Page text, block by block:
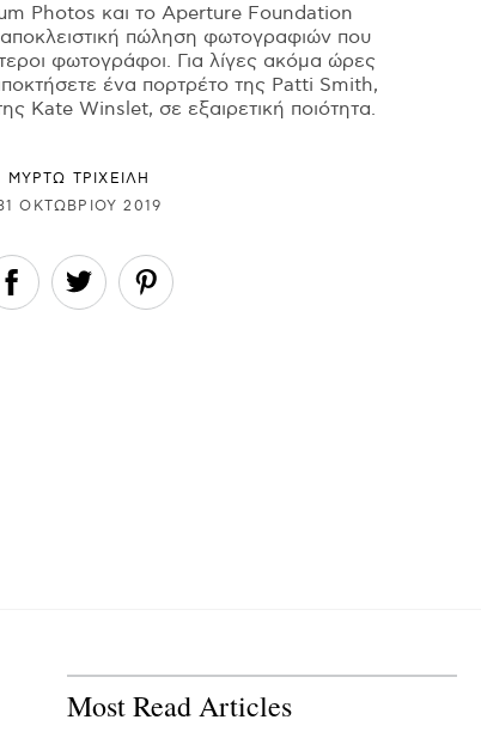
Photos και το Aperture Foundation
πώληση φωτογραφιών που
φωτογράφοι. Για λίγες ακόμα ώρες
ένα πορτρέτο της Patti Smith,
Kate Winslet, σε εξαιρετική ποιότητα.
ΜΥΡΤΩ ΤΡΙΧΕΙΛΗ
ΟΚΤΩΒΡΊΟΥ 2019
Most Read Articles